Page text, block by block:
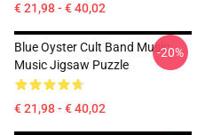
€ 21,98 - € 40,02
Blue Oyster Cult Band Music
Music Jigsaw Puzzle
€ 21,98 - € 40,02
-20%